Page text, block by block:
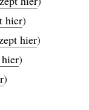
hier)
hier)
)
)